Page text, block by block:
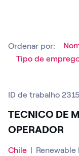
Ordenar por:
ID de trabalho
TECNICO DE
OPERADOR
Chile Renewable